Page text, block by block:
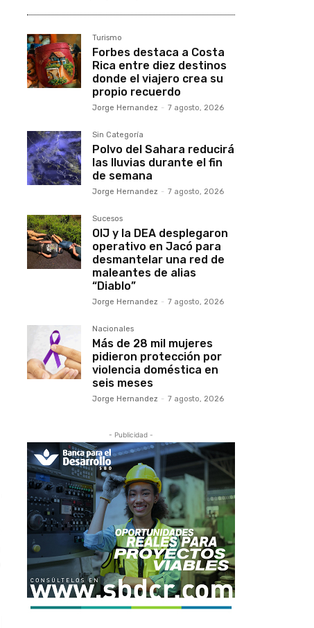
Turismo
Forbes destaca a Costa
Rica entre diez destinos
donde el viajero crea su
propio recuerdo
Jorge Hernandez - 7 agosto, 2026
Sin Categoría
Polvo del Sahara reducirá
las lluvias durante el fin
de semana
Jorge Hernandez - 7 agosto, 2026
Sucesos
OIJ y la DEA desplegaron
operativo en Jacó para
desmantelar una red de
maleantes de alias
“Diablo”
Jorge Hernandez - 7 agosto, 2026
Nacionales
Más de 28 mil mujeres
pidieron protección por
violencia doméstica en
seis meses
Jorge Hernandez - 7 agosto, 2026
- Publicidad -